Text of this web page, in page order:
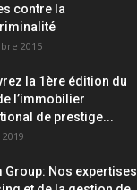
contre la
2015
la 1ère édition du
l’immobilier
de prestige...
Group: Nos expertises